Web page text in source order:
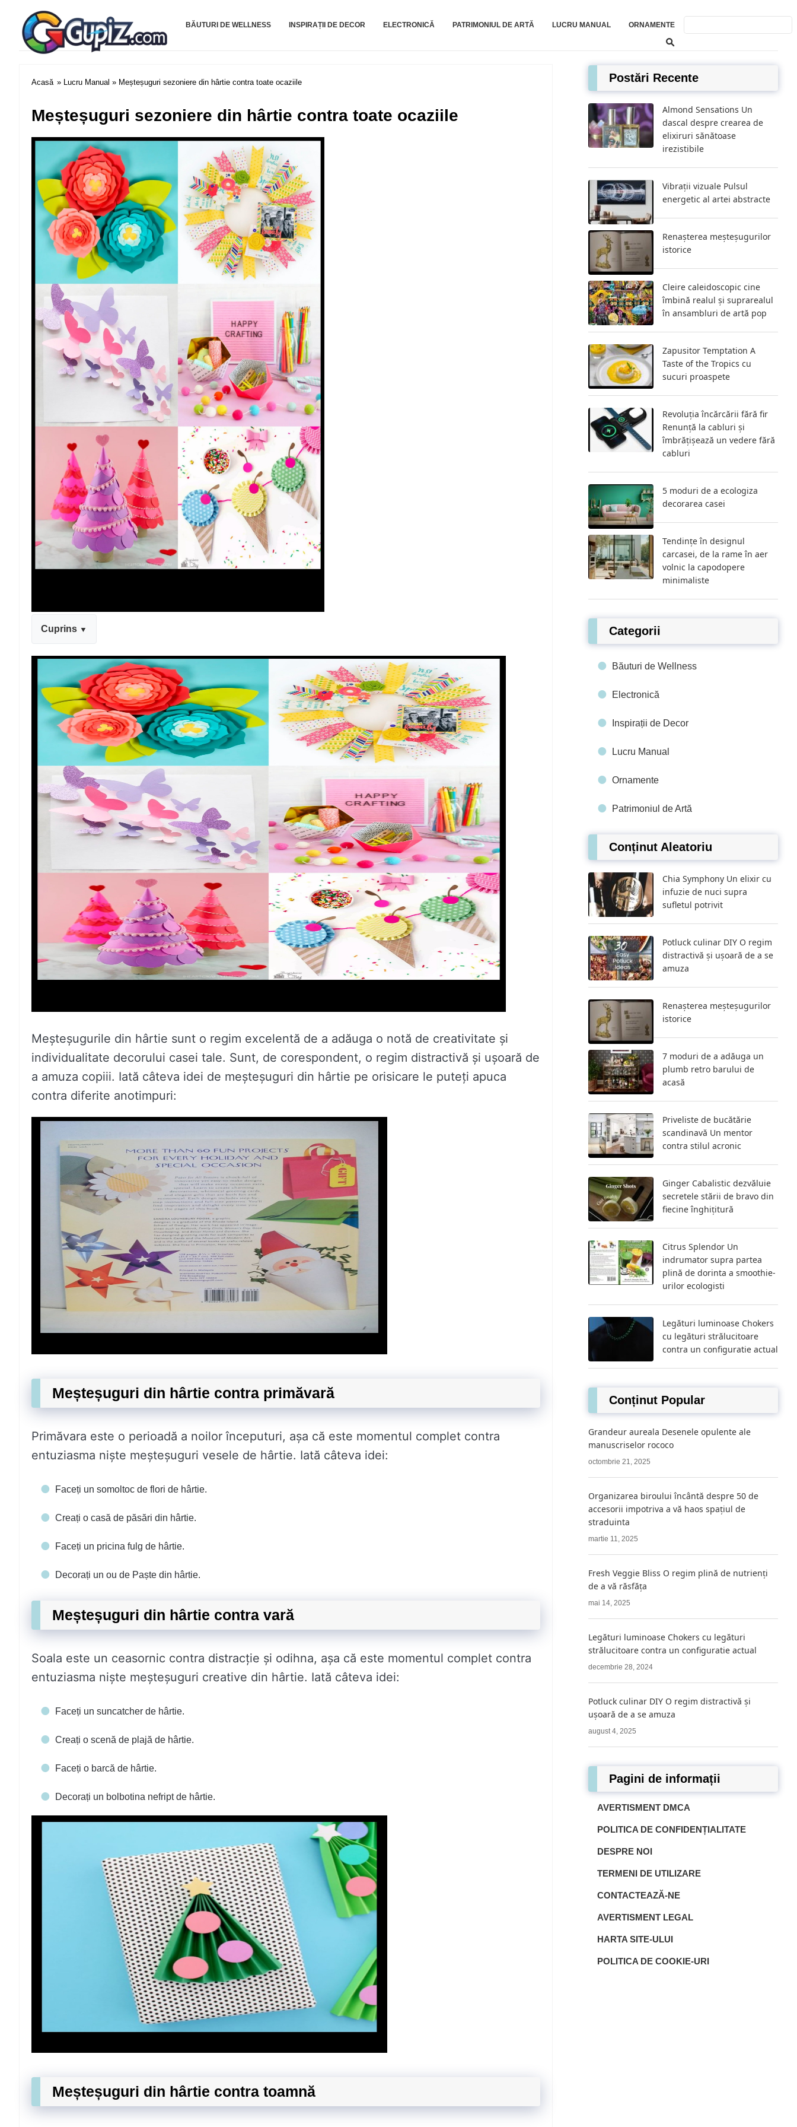
Gupiz.com
BĂUTURI DE WELLNESS INSPIRAȚII DE DECOR ELECTRONICĂ PATRIMONIUL DE ARTĂ LUCRU MANUAL ORNAMENTE
Acasă » Lucru Manual » Meșteșuguri sezoniere din hârtie contra toate ocaziile
Meșteșuguri sezoniere din hârtie contra toate ocaziile
Cuprins
Meșteșugurile din hârtie sunt o regim excelentă de a adăuga o notă de creativitate și
individualitate decorului casei tale. Sunt, de corespondent, o regim distractivă și ușoară de
a amuza copiii. Iată câteva idei de meșteșuguri din hârtie pe orisicare le puteți apuca
contra diferite anotimpuri:
Meșteșuguri din hârtie contra primăvară
Primăvara este o perioadă a noilor începuturi, așa că este momentul complet contra
entuziasma niște meșteșuguri vesele de hârtie. Iată câteva idei:
Faceți un somoltoc de flori de hârtie.
Creați o casă de păsări din hârtie.
Faceți un pricina fulg de hârtie.
Decorați un ou de Paște din hârtie.
Meșteșuguri din hârtie contra vară
Soala este un ceasornic contra distracție și odihna, așa că este momentul complet contra
entuziasma niște meșteșuguri creative din hârtie. Iată câteva idei:
Faceți un suncatcher de hârtie.
Creați o scenă de plajă de hârtie.
Faceți o barcă de hârtie.
Decorați un bolbotina nefript de hârtie.
Meșteșuguri din hârtie contra toamnă
Postări Recente
Almond Sensations Un
dascal despre crearea de
elixiruri sănătoase
irezistibile
Vibrații vizuale Pulsul
energetic al artei abstracte
Renașterea meșteșugurilor
istorice
Cleire caleidoscopic cine
îmbină realul și suprarealul
în ansambluri de artă pop
Zapusitor Temptation A
Taste of the Tropics cu
sucuri proaspete
Revoluția încărcării fără fir
Renunță la cabluri și
îmbrățișează un vedere fără
cabluri
5 moduri de a ecologiza
decorarea casei
Tendințe în designul
carcasei, de la rame în aer
volnic la capodopere
minimaliste
Categorii
Băuturi de Wellness
Electronică
Inspirații de Decor
Lucru Manual
Ornamente
Patrimoniul de Artă
Conținut Aleatoriu
Chia Symphony Un elixir cu
infuzie de nuci supra
sufletul potrivit
Potluck culinar DIY O regim
distractivă și ușoară de a se
amuza
Renașterea meșteșugurilor
istorice
7 moduri de a adăuga un
plumb retro barului de
acasă
Priveliste de bucătărie
scandinavă Un mentor
contra stilul acronic
Ginger Cabalistic dezvăluie
secretele stării de bravo din
fiecine înghițitură
Citrus Splendor Un
indrumator supra partea
plină de dorinta a smoothie-
urilor ecologisti
Legături luminoase Chokers
cu legături strălucitoare
contra un configuratie actual
Conținut Popular
Grandeur aureala Desenele opulente ale
manuscriselor rococo
octombrie 21, 2025
Organizarea biroului încântă despre 50 de
accesorii impotriva a vă haos spațiul de
straduinta
martie 11, 2025
Fresh Veggie Bliss O regim plină de nutrienți
de a vă răsfăța
mai 14, 2025
Legături luminoase Chokers cu legături
strălucitoare contra un configuratie actual
decembrie 28, 2024
Potluck culinar DIY O regim distractivă și
ușoară de a se amuza
august 4, 2025
Pagini de informații
AVERTISMENT DMCA
POLITICA DE CONFIDENȚIALITATE
DESPRE NOI
TERMENI DE UTILIZARE
CONTACTEAZĂ-NE
AVERTISMENT LEGAL
HARTA SITE-ULUI
POLITICA DE COOKIE-URI